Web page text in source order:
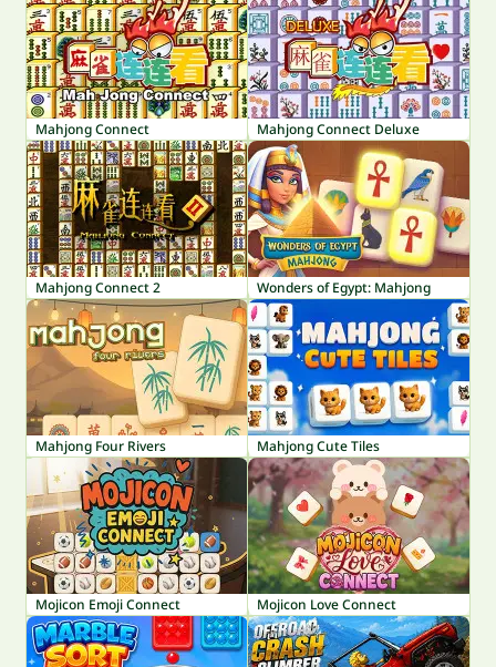
Mahjong Connect Mahjong Connect Deluxe
Mahjong Connect 2 Wonders of Egypt: Mahjong
Mahjong Four Rivers Mahjong Cute Tiles
Mojicon Emoji Connect Mojicon Love Connect